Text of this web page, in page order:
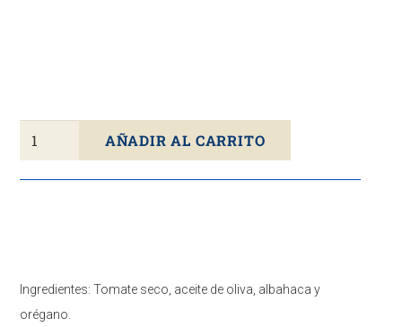
Tomate
Seco
En
LINO
MORENO
AÑADIR AL CARRITO
Ingredientes: Tomate seco, aceite de oliva, albahaca y
orégano.